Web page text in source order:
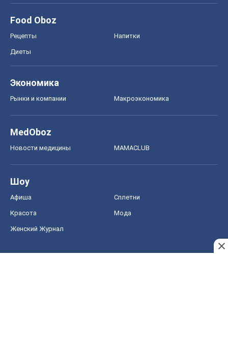
Food Oboz
Рецепты Напитки
Диеты
Экономика
Рынки и компании Mакроэкономика
MedOboz
Новости медицины MAMACLUB
Шоу
Афиша Сплетни
Красота Мода
Женский Журнал